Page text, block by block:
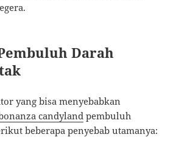
Darah
yang bisa menyebabkan
candyland pembuluh
beberapa penyebab utamanya: